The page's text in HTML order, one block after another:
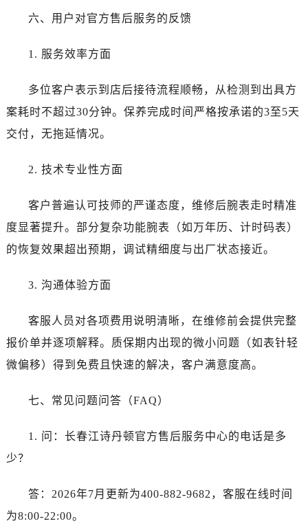
云南省玉溪市红塔区南北大街江诗丹顿售后服务中心（需提前预约）
新疆维吾尔自治区乌鲁木齐市天山区红山路26号时代广场（CCMALL）C座17层17-B江诗丹顿售后服务中心（需提前预约）
辽宁省大连市中山区人民路15号国际金融大厦7层G室江诗丹顿售后服务中心（需提前预约）
福建省泉州市丰泽区宝洲路729号浦西万达中心写字楼A座7楼709室江诗丹顿售后服务中心（需提前预约）
六、用户对官方售后服务的反馈
1. 服务效率方面
多位客户表示到店后接待流程顺畅，从检测到出具方
案耗时不超过30分钟。保养完成时间严格按承诺的3至5天
交付，无拖延情况。
2. 技术专业性方面
客户普遍认可技师的严谨态度，维修后腕表走时精准
度显著提升。部分复杂功能腕表（如万年历、计时码表）
的恢复效果超出预期，调试精细度与出厂状态接近。
3. 沟通体验方面
客服人员对各项费用说明清晰，在维修前会提供完整
报价单并逐项解释。质保期内出现的微小问题（如表针轻
微偏移）得到免费且快速的解决，客户满意度高。
七、常见问题问答（FAQ）
1. 问：长春江诗丹顿官方售后服务中心的电话是多
少？
答：2026年7月更新为400-882-9682，客服在线时间
为8:00-22:00。